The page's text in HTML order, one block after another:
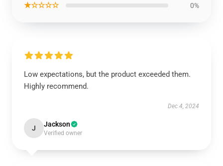
★☆☆☆☆ 0%
Low expectations, but the product exceeded them.
Highly recommend.
Dec 4, 2024
J Jackson
Verified owner